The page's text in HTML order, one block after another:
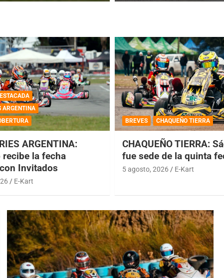
ARGENTINA
ARGENTINA:
recibe la fecha
Invitados
E-Kart
BREVES CHAQUEÑO TIERRA
CHAQUEÑO TIERRA:
fue sede de la quinta
5 agosto, 2026 E-Kart